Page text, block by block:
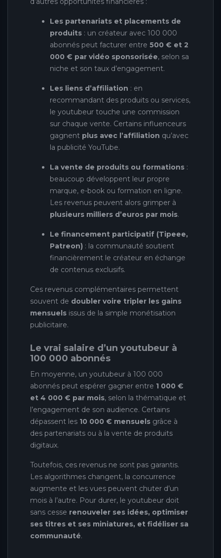
Les partenariats et placements de
produits : un créateur avec 100 000
abonnés peut facturer entre 500 € et 2
000 € par vidéo sponsorisée, selon sa
niche et son taux d’engagement.
Les liens d’affiliation : en
recommandant des produits ou services,
le youtubeur touche une commission
sur chaque vente. Certains influenceurs
gagnent plus avec l’affiliation qu’avec
la publicité YouTube.
La vente de produits ou formations :
beaucoup développent leur propre
marque, e-book ou formation en ligne.
Les revenus peuvent alors grimper à
plusieurs milliers d’euros par mois.
Le financement participatif (Tipeee,
Patreon) : la communauté soutient
financièrement le créateur en échange
de contenus exclusifs.
Ces revenus complémentaires permettent
souvent de doubler voire tripler les gains
mensuels issus de la simple monétisation
publicitaire.
Le vrai salaire d’un youtubeur à
100 000 abonnés
En moyenne, un youtubeur à 100 000
abonnés peut espérer gagner entre 1 000 €
et 4 000 € par mois, selon la thématique et
l’engagement de son audience. Certains
dépassent les 10 000 € mensuels grâce à
des partenariats ou à la vente de produits
digitaux.
Toutefois, ces revenus ne sont pas garantis.
Les algorithmes changent, la concurrence
augmente et les vues peuvent chuter d’un
mois à l’autre. Pour durer, le youtubeur doit
sans cesse renouveler ses idées, optimiser
ses titres et ses miniatures, et fidéliser sa
communauté.